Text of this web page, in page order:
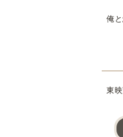
俺
東